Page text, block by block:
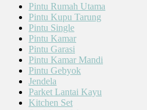
Pintu Rumah Utama
Pintu Kupu Tarung
Pintu Single
Pintu Kamar
Pintu Garasi
Pintu Kamar Mandi
Pintu Gebyok
Jendela
Parket Lantai Kayu
Kitchen Set